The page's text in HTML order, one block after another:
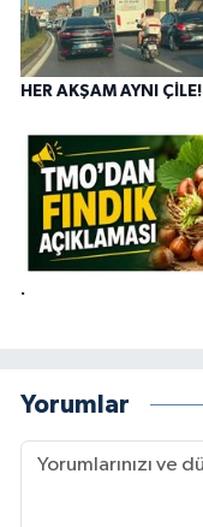
HER AKŞAM AYNI ÇİLE!
.
Yorumlar